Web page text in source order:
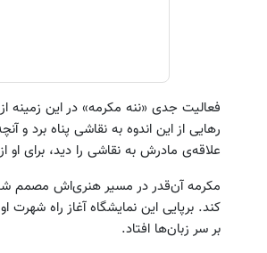
فعالیت جدی «ننه مکرمه» در این
رهایی از این اندوه به نقاشی پناه برد
علاقه‌ی مادرش به نقاشی را دید، برای او
مکرمه آن‌قدر در مسیر هنری‌اش مصمم شد
کند. برپایی این نمایشگاه آغاز راه
بر سر زبان‌ها افتاد.